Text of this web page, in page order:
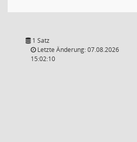
1 Satz
Letzte Änderung: 07.08.2026
15:02:10